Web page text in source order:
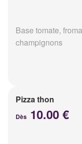
Base tomate,
champignons
Pizza thon
Dès 10.00 €